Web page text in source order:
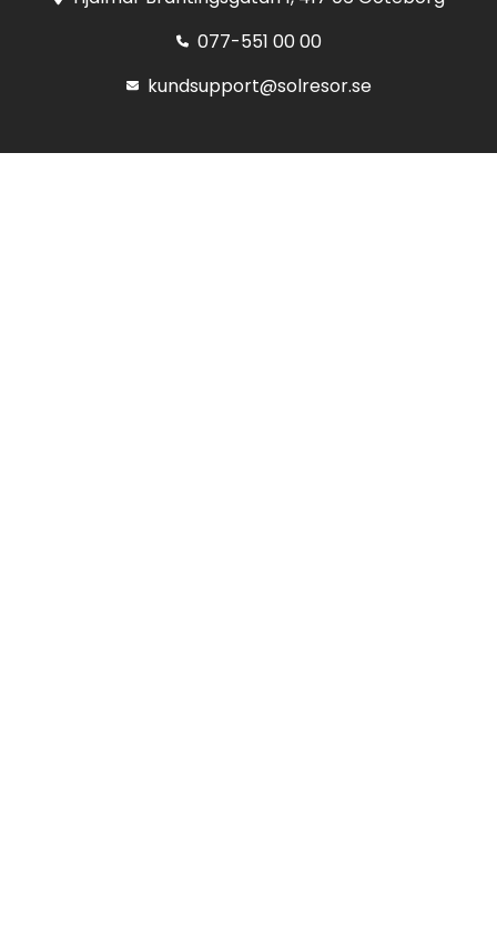
077-551 00 00
kundsupport@solresor.se